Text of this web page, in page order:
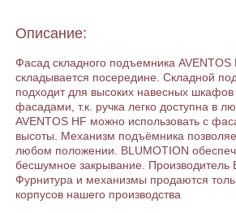
Описание:
Фасад складного подъемника AVENTOS
складывается посередине. Складной
подходит для высоких навесных
фасадами, т.к. ручка легко доступна в
AVENTOS HF можно использовать с
высоты. Механизм подъёмника
любом положении. BLUMOTION
бесшумное закрывание. Производитель
Фурнитура и механизмы продаются
корпусов нашего производства